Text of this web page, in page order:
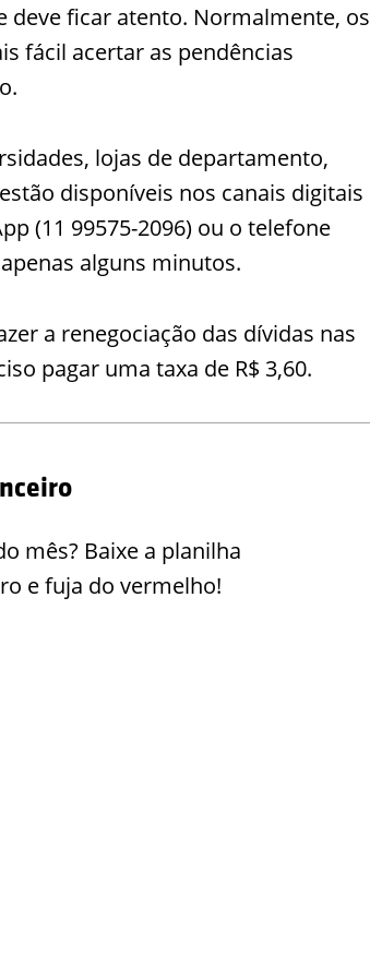
deve ficar atento. Normalmente, os
fácil acertar as pendências
lojas de departamento,
disponíveis nos canais digitais
(11 99575-2096) ou o telefone
alguns minutos.
a renegociação das dívidas nas
pagar uma taxa de R$ 3,60.
mês? Baixe a planilha
e fuja do vermelho!